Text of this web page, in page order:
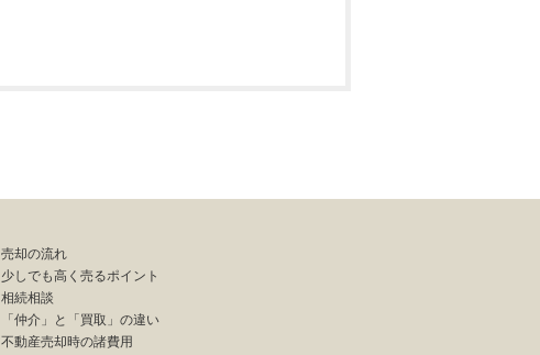
売却の流れ
少しでも高く売るポイント
相続相談
「仲介」と「買取」の違い
不動産売却時の諸費用